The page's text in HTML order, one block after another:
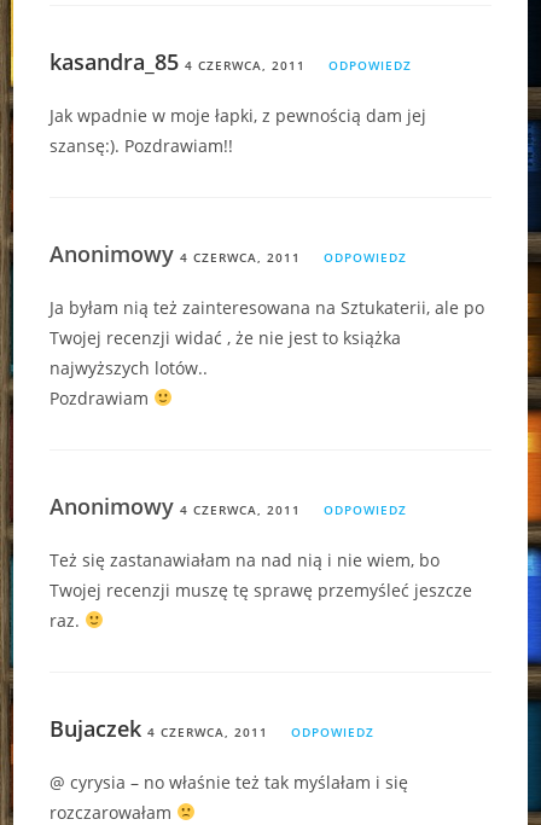
kasandra_85 4 CZERWCA, 2011 ODPOWIEDZ
Jak wpadnie w moje łapki, z pewnością dam jej
szansę:). Pozdrawiam!!
Anonimowy4 CZERWCA, 2011 ODPOWIEDZ
Ja byłam nią też zainteresowana na Sztukaterii, ale po
Twojej recenzji widać , że nie jest to książka
najwyższych lotów..
Pozdrawiam
Anonimowy4 CZERWCA, 2011 ODPOWIEDZ
Też się zastanawiałam na nad nią i nie wiem, bo
Twojej recenzji muszę tę sprawę przemyśleć jeszcze
raz.
Bujaczek 4 CZERWCA, 2011 ODPOWIEDZ
@ cyrysia – no właśnie też tak myślałam i się
rozczarowałam